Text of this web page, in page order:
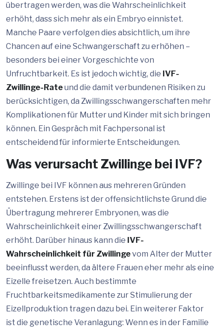
übertragen werden, was die Wahrscheinlichkeit
erhöht, dass sich mehr als ein Embryo einnistet.
Manche Paare verfolgen dies absichtlich, um ihre
Chancen auf eine Schwangerschaft zu erhöhen –
besonders bei einer Vorgeschichte von
Unfruchtbarkeit. Es ist jedoch wichtig, die IVF-
Zwillinge-Rateund die damit verbundenen Risiken zu
berücksichtigen, da Zwillingsschwangerschaften mehr
Komplikationen für Mutter und Kinder mit sich bringen
können. Ein Gespräch mit Fachpersonal ist
entscheidend für informierte Entscheidungen.
Was verursacht Zwillinge bei IVF?
Zwillinge bei IVF können aus mehreren Gründen
entstehen. Erstens ist der offensichtlichste Grund die
Übertragung mehrerer Embryonen, was die
Wahrscheinlichkeit einer Zwillingsschwangerschaft
erhöht. Darüber hinaus kann die IVF-
Wahrscheinlichkeit für Zwillingevom Alter der Mutter
beeinflusst werden, da ältere Frauen eher mehr als eine
Eizelle freisetzen. Auch bestimmte
Fruchtbarkeitsmedikamente zur Stimulierung der
Eizellproduktion tragen dazu bei. Ein weiterer Faktor
ist die genetische Veranlagung: Wenn es in der Familie